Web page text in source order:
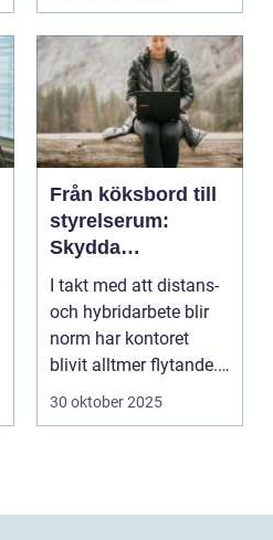
Från köksbord till
styrelserum:
Skydda
företagsdata när
kontoret är överallt
I takt med att distans-
och hybridarbete blir
norm har kontoret
blivit alltmer flytande.
Företa...
30 oktober 2025